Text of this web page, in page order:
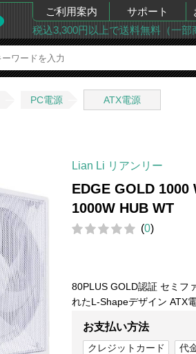
ご利用案内 サポート
税込3,300円以上で送料無料（一部
PC電源 ATX電源
Lian Li リアンリー
EDGE GOLD
1000W HUB WT
(0)
80PLUS GOLD認証 セミフ
れたL-Shapeデザイン ATX
お支払い方法
クレジットカード 代